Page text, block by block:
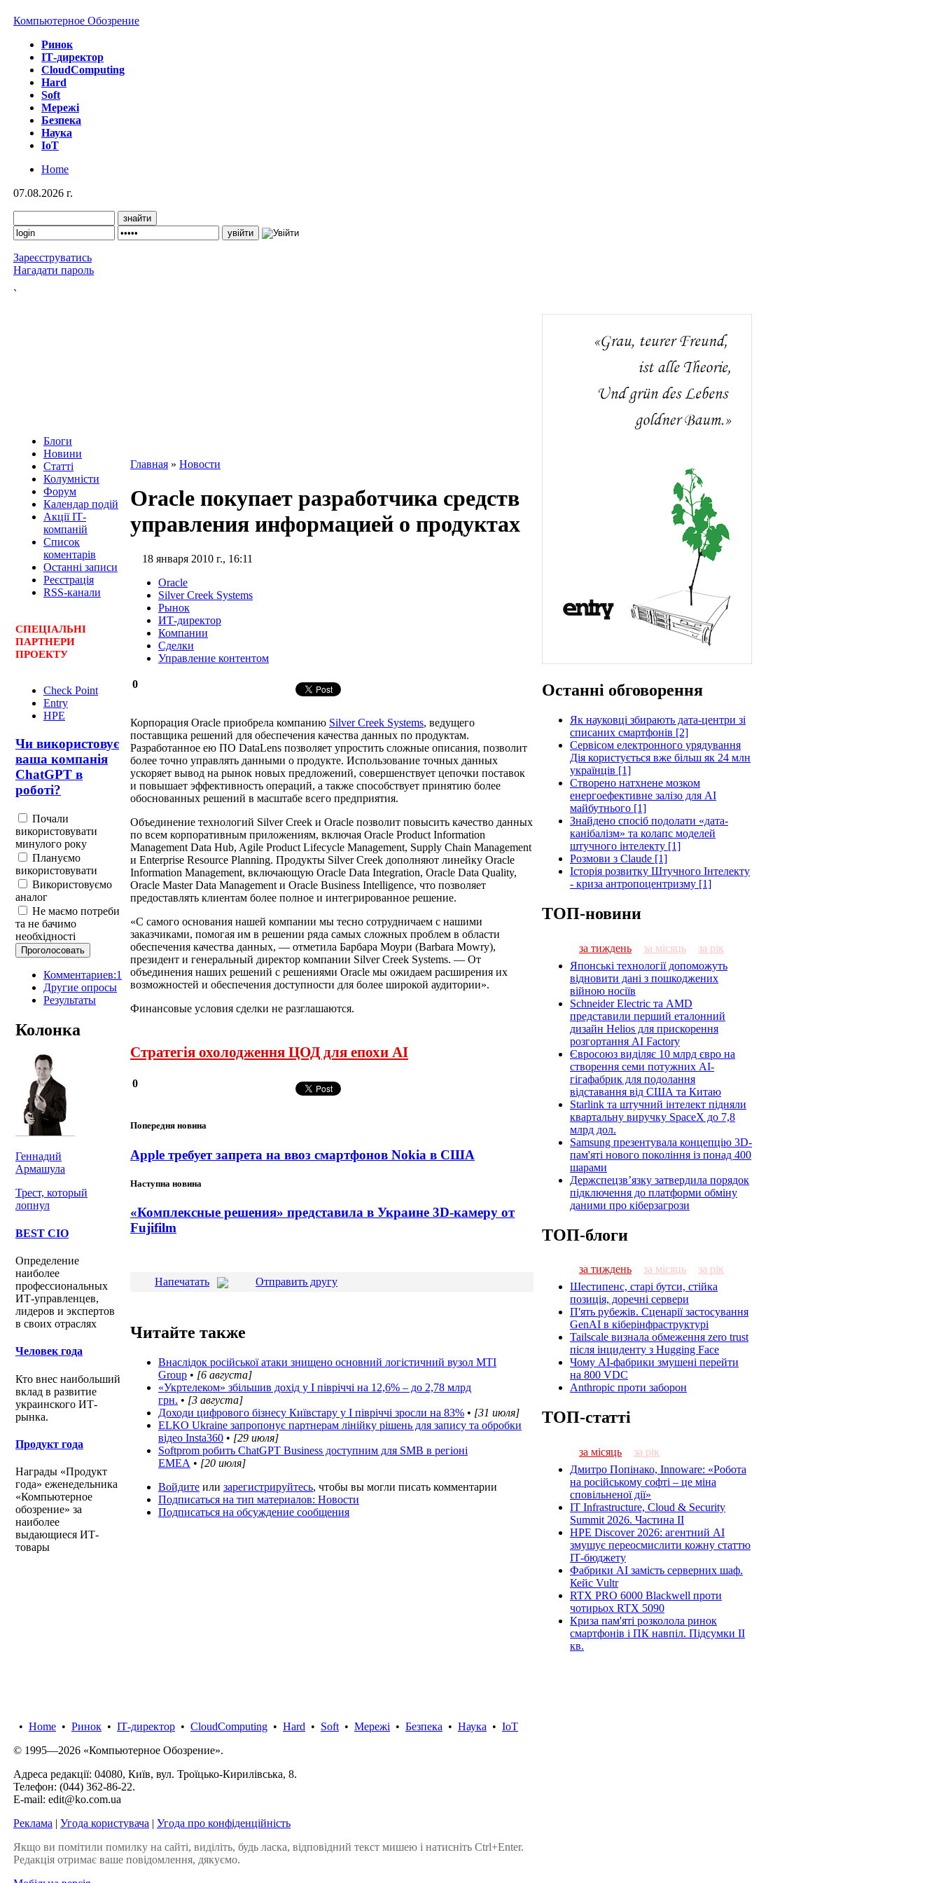
Компьютерное Обозрение
Ринок
IТ-директор
CloudComputing
Hard
Soft
Мережі
Безпека
Наука
IoT
Home
07.08.2026 г.
Зареєструватись
Нагадати пароль
`
Блоги
Новини
Статті
Колумністи
Форум
Календар подій
Акції ІТ-
компаній
Список
коментарів
Останні записи
Реєстрація
RSS-канали
СПЕЦІАЛЬНІ
ПАРТНЕРИ
ПРОЕКТУ
Check Point
Entry
HPE
Чи використовує
ваша компанія
ChatGPT в
роботі?
Почали
використовувати
минулого року
Плануємо
використовувати
Використовуємо
аналог
Не маємо потреби
та не бачимо
необхідності
Комментариев:1
Другие опросы
Результаты
Колонка
Геннадий
Армашула
Трест, который
лопнул
BEST CIO
Определение
наиболее
профессиональных
ИТ-управленцев,
лидеров и экспертов
в своих отраслях
Человек года
Кто внес наибольший
вклад в развитие
украинского ИТ-
рынка.
Продукт года
Награды «Продукт
года» еженедельника
«Компьютерное
обозрение» за
наиболее
выдающиеся ИТ-
товары
Главная » Новости
Oracle покупает разработчика средств
управления информацией о продуктах
18 января 2010 г., 16:11
Oracle
Silver Creek Systems
Рынок
ИТ-директор
Компании
Сделки
Управление контентом
0
Корпорация Oracle приобрела компанию Silver Creek Systems, ведущего
поставщика решений для обеспечения качества данных по продуктам.
Разработанное ею ПО DataLens позволяет упростить сложные описания, позволит
более точно управлять данными о продукте. Использование точных данных
ускоряет вывод на рынок новых предложений, совершенствует цепочки поставок
и повышает эффективность операций, а также способствует принятию более
обоснованных решений в масштабе всего предприятия.
Объединение технологий Silver Creek и Oracle позволит повысить качество данных
по всем корпоративным приложениям, включая Oracle Product Information
Management Data Hub, Agile Product Lifecycle Management, Supply Chain Management
и Enterprise Resource Planning. Продукты Silver Creek дополняют линейку Oracle
Information Management, включающую Oracle Data Integration, Oracle Data Quality,
Oracle Master Data Management и Oracle Business Intelligence, что позволяет
предоставлять клиентам более полное и интегрированное решение.
«С самого основания нашей компании мы тесно сотрудничаем с нашими
заказчиками, помогая им в решении ряда самых сложных проблем в области
обеспечения качества данных, — отметила Барбара Моури (Barbara Mowry),
президент и генеральный директор компании Silver Creek Systems. — От
объединения наших решений с решениями Oracle мы ожидаем расширения их
возможностей и обеспечения доступности для более широкой аудитории».
Финансовые условия сделки не разглашаются.
Стратегія охолодження ЦОД для епохи AI
0
Попередня новина
Apple требует запрета на ввоз смартфонов Nokia в США
Наступна новина
«Комплексные решения» представила в Украине 3D-камеру от
Fujifilm
Напечатать Отправить другу
Читайте также
Внаслідок російської атаки знищено основний логістичний вузол MTI
Group • [6 августа]
«Укртелеком» збільшив дохід у I півріччі на 12,6% – до 2,78 млрд
грн. • [3 августа]
Доходи цифрового бізнесу Київстару у I півріччі зросли на 83% • [31 июля]
ELKO Ukraine запропонує партнерам лінійку рішень для запису та обробки
відео Insta360 • [29 июля]
Softprom робить ChatGPT Business доступним для SMB в регіоні
EMEA • [20 июля]
Войдите или зарегистрируйтесь, чтобы вы могли писать комментарии
Подписаться на тип материалов: Новости
Подписаться на обсуждение сообщения
Останні обговорення
Як науковці збирають дата-центри зі
списаних смартфонів [2]
Сервісом електронного урядування
Дія користується вже більш як 24 млн
українців [1]
Створено натхнене мозком
енергоефективне залізо для AI
майбутнього [1]
Знайдено спосіб подолати «дата-
канібалізм» та колапс моделей
штучного інтелекту [1]
Розмови з Claude [1]
Історія розвитку Штучного Інтелекту
- криза антропоцентризму [1]
ТОП-новини
за тиждень за місяць
за рік
Японські технології допоможуть
відновити дані з пошкоджених
війною носіїв
Schneider Electric та AMD
представили перший еталонний
дизайн Helios для прискорення
розгортання AI Factory
Євросоюз виділяє 10 млрд євро на
створення семи потужних AI-
гігафабрик для подолання
відставання від США та Китаю
Starlink та штучний інтелект підняли
квартальну виручку SpaceX до 7,8
млрд дол.
Samsung презентувала концепцію 3D-
пам'яті нового покоління із понад 400
шарами
Держспецзв’язку затвердила порядок
підключення до платформи обміну
даними про кіберзагрози
ТОП-блоги
за тиждень за місяць
за рік
Шестипенс, старі бутси, стійка
позиція, доречні сервери
П'ять рубежів. Сценарії застосування
GenAI в кіберінфраструктурі
Tailscale визнала обмеження zero trust
після інциденту з Hugging Face
Чому AI-фабрики змушені перейти
на 800 VDC
Anthropic проти заборон
ТОП-статті
за місяць
за рік
Дмитро Попінако, Innoware: «Робота
на російському софті – це міна
сповільненої дії»
IT Infrastructure, Cloud & Security
Summit 2026. Частина ІІ
HPE Discover 2026: агентний AI
змушує переосмислити кожну статтю
ІТ-бюджету
Фабрики AI замість серверних шаф.
Кейс Vultr
RTX PRO 6000 Blackwell проти
чотирьох RTX 5090
Криза пам'яті розколола ринок
смартфонів і ПК навпіл. Підсумки ІІ
кв.
• Home • Ринок • IТ-директор • CloudComputing • Hard • Soft • Мережі • Безпека • Наука • IoT
© 1995—2026 «Компьютерное Обозрение».
Адреса редакції: 04080, Київ, вул. Троїцько-Кирилівська, 8.
Телефон: (044) 362-86-22.
E-mail: edit@ko.com.ua
Реклама | Угода користувача | Угода про конфіденційність
Якщо ви помітили помилку на сайті, виділіть, будь ласка, відповідний текст мишею і натисніть Ctrl+Enter.
Редакція отримає ваше повідомлення, дякуємо.